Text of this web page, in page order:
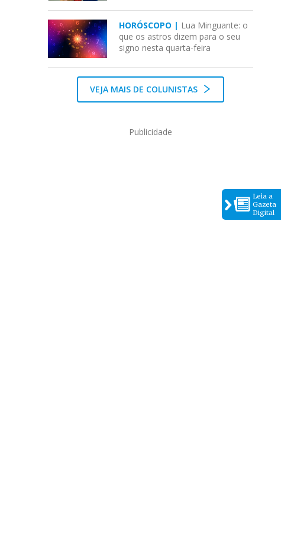
Leia a
Gazeta
Digital
HORÓSCOPO | Lua Minguante: o
que os astros dizem para o seu
signo nesta quarta-feira
VEJA MAIS DE COLUNISTAS
Publicidade